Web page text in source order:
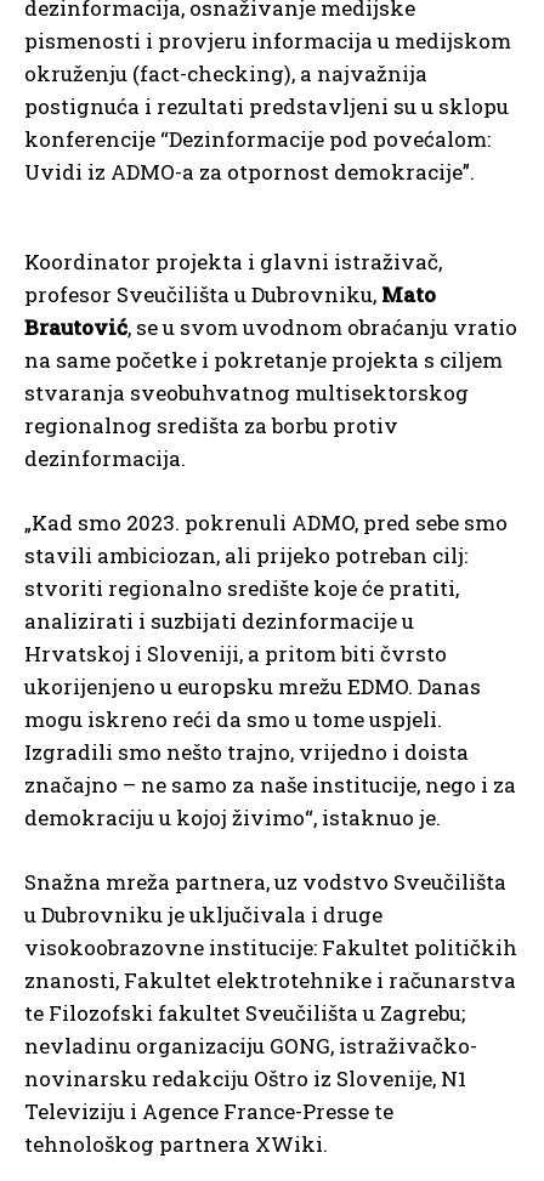
dezinformacija, osnaživanje medijske
pismenosti i provjeru informacija u medijskom
okruženju (fact-checking), a najvažnija
postignuća i rezultati predstavljeni su u sklopu
konferencije “Dezinformacije pod povećalom:
Uvidi iz ADMO-a za otpornost demokracije”.
Koordinator projekta i glavni istraživač,
profesor Sveučilišta u Dubrovniku, Mato
Brautović, se u svom uvodnom obraćanju vratio
na same početke i pokretanje projekta s ciljem
stvaranja sveobuhvatnog multisektorskog
regionalnog središta za borbu protiv
dezinformacija.
„Kad smo 2023. pokrenuli ADMO, pred sebe smo
stavili ambiciozan, ali prijeko potreban cilj:
stvoriti regionalno središte koje će pratiti,
analizirati i suzbijati dezinformacije u
Hrvatskoj i Sloveniji, a pritom biti čvrsto
ukorijenjeno u europsku mrežu EDMO. Danas
mogu iskreno reći da smo u tome uspjeli.
Izgradili smo nešto trajno, vrijedno i doista
značajno – ne samo za naše institucije, nego i za
demokraciju u kojoj živimo“, istaknuo je.
Snažna mreža partnera, uz vodstvo Sveučilišta
u Dubrovniku je uključivala i druge
visokoobrazovne institucije: Fakultet političkih
znanosti, Fakultet elektrotehnike i računarstva
te Filozofski fakultet Sveučilišta u Zagrebu;
nevladinu organizaciju GONG, istraživačko-
novinarsku redakciju Oštro iz Slovenije, N1
Televiziju i Agence France-Presse te
tehnološkog partnera XWiki.